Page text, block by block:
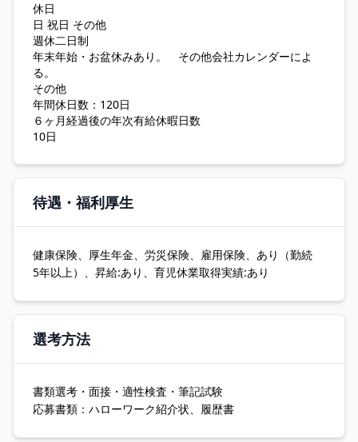
休日
日 祝日 その他
週休二日制
年末年始・お盆休みあり。 その他会社カレンダーによ
る。
その他
年間休日数：120日
６ヶ月経過後の年次有給休暇日数
10日
待遇・福利厚生
健康保険、厚生年金、労災保険、雇用保険、あり（勤続
5年以上）、昇給:あり、育児休業取得実績:あり
選考方法
書類選考・面接・適性検査・筆記試験
応募書類：ハローワーク紹介状、履歴書